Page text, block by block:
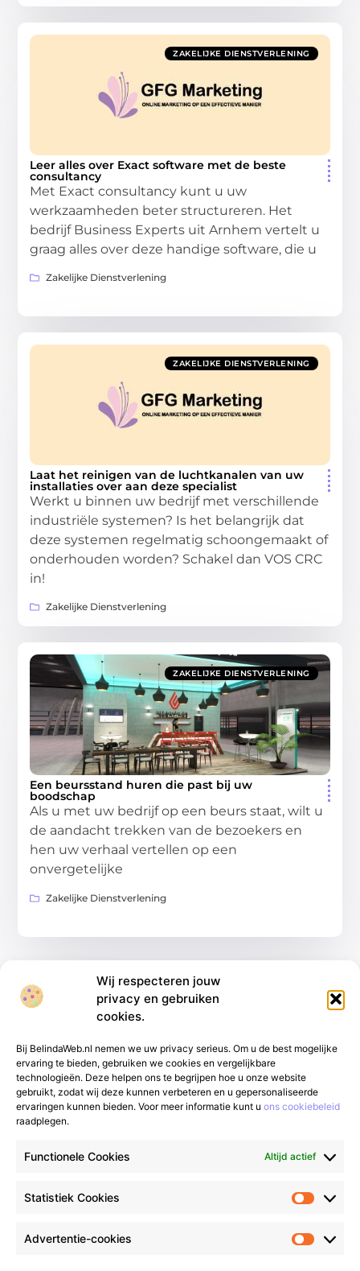
Wij respecteren jouw
privacy en gebruiken
cookies.
Bij BelindaWeb.nl nemen we uw privacy serieus. Om u de best mogelijke
ervaring te bieden, gebruiken we cookies en vergelijkbare
technologieën. Deze helpen ons te begrijpen hoe u onze website
gebruikt, zodat wij deze kunnen verbeteren en u gepersonaliseerde
ervaringen kunnen bieden. Voor meer informatie kunt u ons cookiebeleid
raadplegen.
Functionele Cookies Altijd actief
Statistiek Cookies
Advertentie-cookies
ZAKELIJKE DIENSTVERLENING
Leer alles over Exact software met de beste
consultancy
Met Exact consultancy kunt u uw
werkzaamheden beter structureren. Het
bedrijf Business Experts uit Arnhem vertelt u
graag alles over deze handige software, die u
Zakelijke Dienstverlening
ZAKELIJKE DIENSTVERLENING
Laat het reinigen van de luchtkanalen van uw
installaties over aan deze specialist
Werkt u binnen uw bedrijf met verschillende
industriële systemen? Is het belangrijk dat
deze systemen regelmatig schoongemaakt of
onderhouden worden? Schakel dan VOS CRC
in!
Zakelijke Dienstverlening
ZAKELIJKE DIENSTVERLENING
Een beursstand huren die past bij uw
boodschap
Als u met uw bedrijf op een beurs staat, wilt u
de aandacht trekken van de bezoekers en
hen uw verhaal vertellen op een
onvergetelijke
Zakelijke Dienstverlening
Van alledaags tot bijzonder – lees het op
gfgmarketing.nl.
te bieden heeft.